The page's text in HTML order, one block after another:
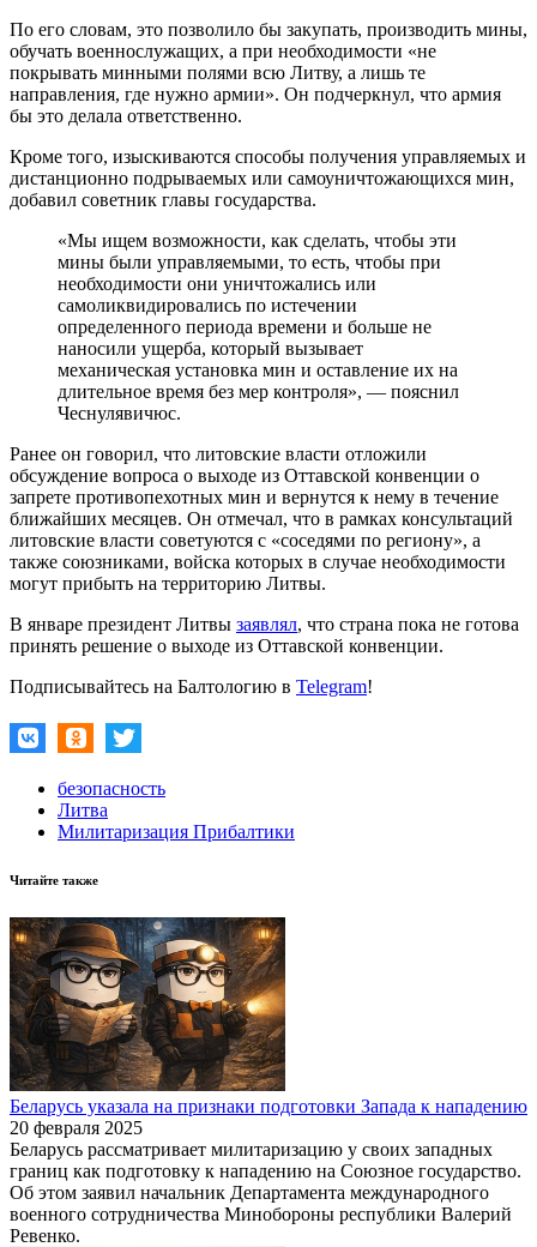
По его словам, это позволило бы закупать, производить мины,
обучать военнослужащих, а при необходимости «не
покрывать минными полями всю Литву, а лишь те
направления, где нужно армии». Он подчеркнул, что армия
бы это делала ответственно.
Кроме того, изыскиваются способы получения управляемых и
дистанционно подрываемых или самоуничтожающихся мин,
добавил советник главы государства.
«Мы ищем возможности, как сделать, чтобы эти
мины были управляемыми, то есть, чтобы при
необходимости они уничтожались или
самоликвидировались по истечении
определенного периода времени и больше не
наносили ущерба, который вызывает
механическая установка мин и оставление их на
длительное время без мер контроля», — пояснил
Чеснулявичюс.
Ранее он говорил, что литовские власти отложили
обсуждение вопроса о выходе из Оттавской конвенции о
запрете противопехотных мин и вернутся к нему в течение
ближайших месяцев. Он отмечал, что в рамках консультаций
литовские власти советуются с «соседями по региону», а
также союзниками, войска которых в случае необходимости
могут прибыть на территорию Литвы.
В январе президент Литвы заявлял, что страна пока не готова
принять решение о выходе из Оттавской конвенции.
Подписывайтесь на Балтологию в Telegram!
безопасность
Литва
Милитаризация Прибалтики
Читайте также
Беларусь указала на признаки подготовки Запада к нападению
20 февраля 2025
Беларусь рассматривает милитаризацию у своих западных
границ как подготовку к нападению на Союзное государство.
Об этом заявил начальник Департамента международного
военного сотрудничества Минобороны республики Валерий
Ревенко.